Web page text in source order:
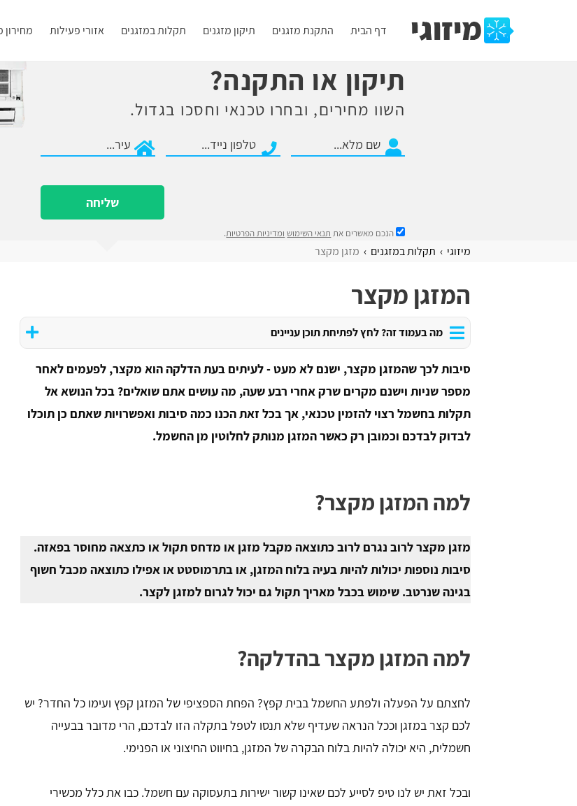
דף הבית התקנת מזגנים תיקון מזגנים תקלות במזגנים אזורי פעילות מחירון
תיקון או התקנה?
השוו מחירים, ובחרו טכנאי וחסכו בגדול.
שליחה
הנכם מאשרים את תנאי השימוש ומדיניות הפרטיות.
מיזוגי תקלות במזגנים מזגן מקצר
המזגן מקצר
מה בעמוד זה? לחץ לפתיחת תוכן עניינים
סיבות לכך שהמזגן מקצר, ישנם לא מעט - לעיתים בעת הדלקה הוא מקצר, לפעמים לאחר
מספר שניות וישנם מקרים שרק אחרי רבע שעה, מה עושים אתם שואלים? בכל הנושא אל
תקלות בחשמל רצוי להזמין טכנאי, אך בכל זאת הכנו כמה סיבות ואפשרויות שאתם כן תוכלו
לבדוק לבדכם וכמובן רק כאשר המזגן מנותק לחלוטין מן החשמל.
למה המזגן מקצר?
מזגן מקצר לרוב נגרם לרוב כתוצאה מקבל מזגן או מדחס תקול או כתצאה מחוסר בפאזה.
סיבות נוספות יכולות להיות בעיה בלוח המזגן, או בתרמוסטט או אפילו כתוצאה מכבל חשוף
בגינה שנרטב. שימוש בכבל מאריך תקול גם יכול לגרום למזגן לקצר.
למה המזגן מקצר בהדלקה?
לחצתם על הפעלה ולפתע החשמל בבית קפץ? הפחת הספציפי של המזגן קפץ ועימו כל החדר? יש
לכם קצר במזגן וככל הנראה שעדיף שלא תנסו לטפל בתקלה הזו לבדכם, הרי מדובר בבעייה
חשמלית, היא יכולה להיות בלוח הבקרה של המזגן, בחיווט החיצוני או הפנימי.
ובכל זאת יש לנו טיפ לסייע לכם שאינו קשור ישירות בתעסוקה עם חשמל. כבו את כלל מכשירי